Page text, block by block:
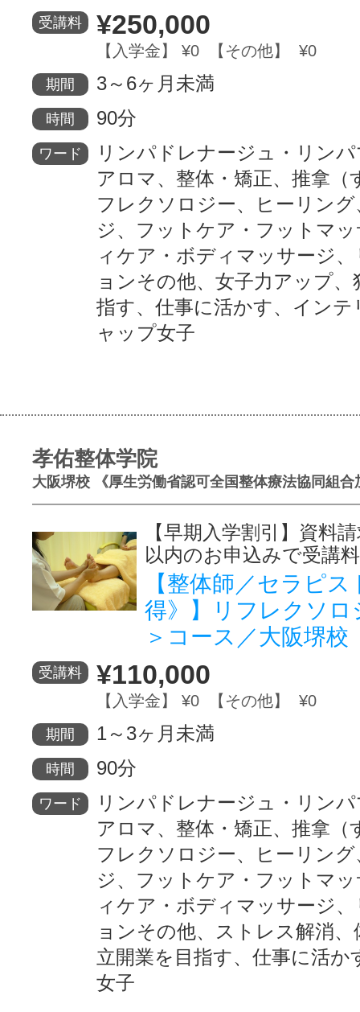
受講料 ¥250,000
【入学金】 ¥0 【その他】 ¥0
期間 3～6ヶ月未満
時間 90分
ワード
リンパドレナージュ・リン
アロマ、整体・矯正、推拿（
フレクソロジー、ヒーリン
ジ、フットケア・フットマ
ィケア・ボディマッサージ
ョンその他、女子力アップ、
指す、仕事に活かす、インテ
ャップ女子
孝佑整体学院
大阪堺校 《厚生労働省認可全国整体療法協同組合
【早期入学割引】資料
以内のお申込みで受講
【整体師／セラピ
得》】リフレクソロ
＞コース／大阪堺校
受講料 ¥110,000
【入学金】 ¥0 【その他】 ¥0
期間 1～3ヶ月未満
時間 90分
ワード
リンパドレナージュ・リン
アロマ、整体・矯正、推拿（
フレクソロジー、ヒーリン
ジ、フットケア・フットマ
ィケア・ボディマッサージ
ョンその他、ストレス解消、
立開業を目指す、仕事に活か
女子